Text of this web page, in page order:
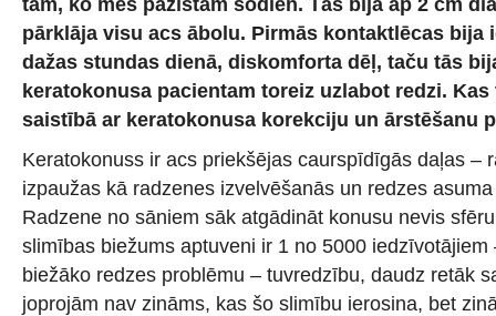
pārklāja visu acs ābolu. Pirmās kontaktlēcas bija
dažas stundas dienā, diskomforta dēļ, taču tās
keratokonusa pacientam toreiz uzlabot redzi.
saistībā ar keratokonusa korekciju un ārstēšanu
Keratokonuss ir acs priekšējas caurspīdīgās daļas –
izpaužas kā radzenes izvelvēšanās un redzes
Radzene no sāniem sāk atgādināt konusu nevis
slimības biežums aptuveni ir 1 no 5000
biežāko redzes problēmu – tuvredzību, daudz retāk
joprojām nav zināms, kas šo slimību ierosina, bet